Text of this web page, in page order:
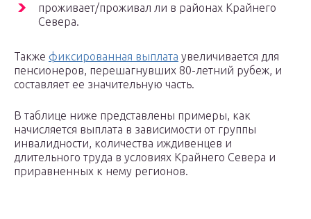
проживает/проживал ли в районах Крайнего
Севера.
Также фиксированная выплата увеличивается для
пенсионеров, перешагнувших 80-летний рубеж, и
составляет ее значительную часть.
В таблице ниже представлены примеры, как
начисляется выплата в зависимости от группы
инвалидности, количества иждивенцев и
длительного труда в условиях Крайнего Севера и
приравненных к нему регионов.